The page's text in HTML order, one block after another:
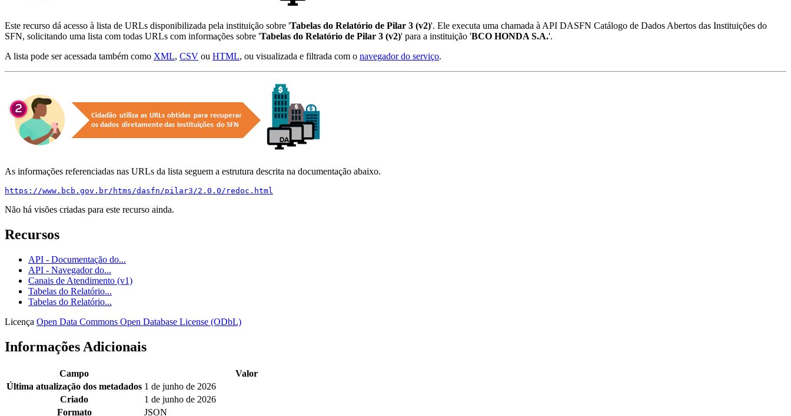
Este recurso dá acesso à lista de URLs disponibilizada pela instituição sobre 'Tabelas do Relatório de Pilar 3 (v2)'. Ele executa uma chamada à API DASFN Catálogo de Dados Abertos das Instituições do
SFN, solicitando uma lista com todas URLs com informações sobre 'Tabelas do Relatório de Pilar 3 (v2)' para a instituição 'BCO HONDA S.A.'.
A lista pode ser acessada também como XML, CSV ou HTML, ou visualizada e filtrada com o navegador do serviço.
As informações referenciadas nas URLs da lista seguem a estrutura descrita na documentação abaixo.
https://www.bcb.gov.br/htms/dasfn/pilar3/2.0.0/redoc.html
Não há visões criadas para este recurso ainda.
Recursos
API - Documentação do...
API - Navegador do...
Canais de Atendimento (v1)
Tabelas do Relatório...
Tabelas do Relatório...
Licença Open Data Commons Open Database License (ODbL)
Informações Adicionais
Campo
Valor
Última atualização dos metadados 1 de junho de 2026
Criado
1 de junho de 2026
Formato
JSON